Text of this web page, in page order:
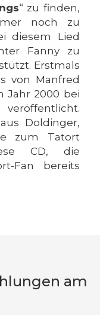
“ zu finden,
noch zu
diesem Lied
Fanny zu
Erstmals
von Manfred
Jahr 2000 bei
Doldinger,
zum Tatort
CD, die
Fan bereits
am